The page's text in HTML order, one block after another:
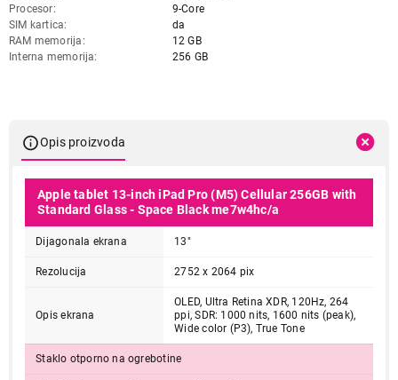
Procesor
9-Core
SIM kartica
da
RAM memorija
12 GB
Interna memorija
256 GB
Opis proizvoda
Apple tablet 13-inch iPad Pro (M5) Cellular 256GB with
Standard Glass - Space Black me7w4hc/a
Dijagonala ekrana 13"
Rezolucija 2752 x 2064 pix
Opis ekrana
OLED, Ultra Retina XDR, 120Hz, 264
ppi, SDR: 1000 nits, 1600 nits (peak),
Wide color (P3), True Tone
Staklo otporno na ogrebotine